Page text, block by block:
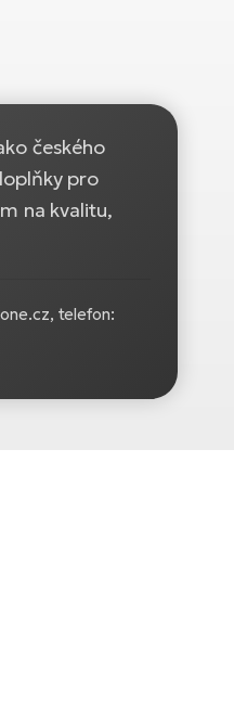
českého
pro
na kvalitu,
telefon: